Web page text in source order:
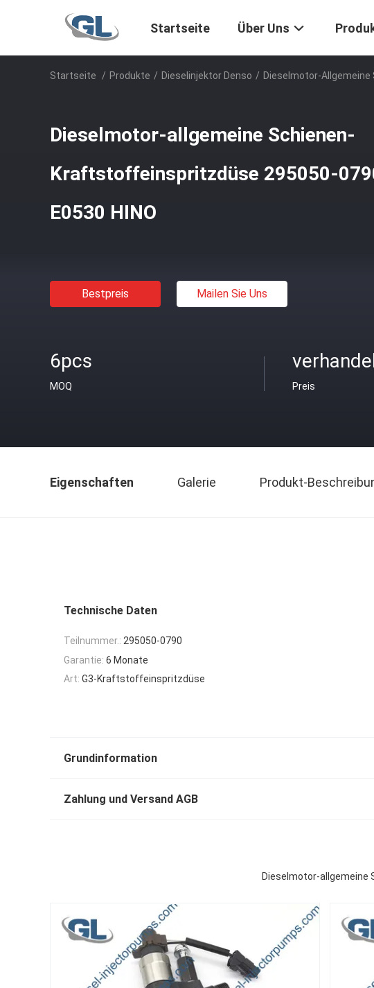
Startseite Über Uns
Startseite / Produkte / Dieselinjektor Denso / Dieselmotor-
Dieselmotor-allgemeine Schienen-
Kraftstoffeinspritzdüse 295050-
E0530 HINO
Bestpreis Mailen Sie Uns
6pcs
MOQ Preis
Eigenschaften Galerie Produkt-
Technische Daten
Teilnummer.: 295050-0790
Garantie: 6 Monate
Art: G3-Kraftstoffeinspritzdüse
Grundinformation
Zahlung und Versand AGB
Dieselmotor-allgemeine